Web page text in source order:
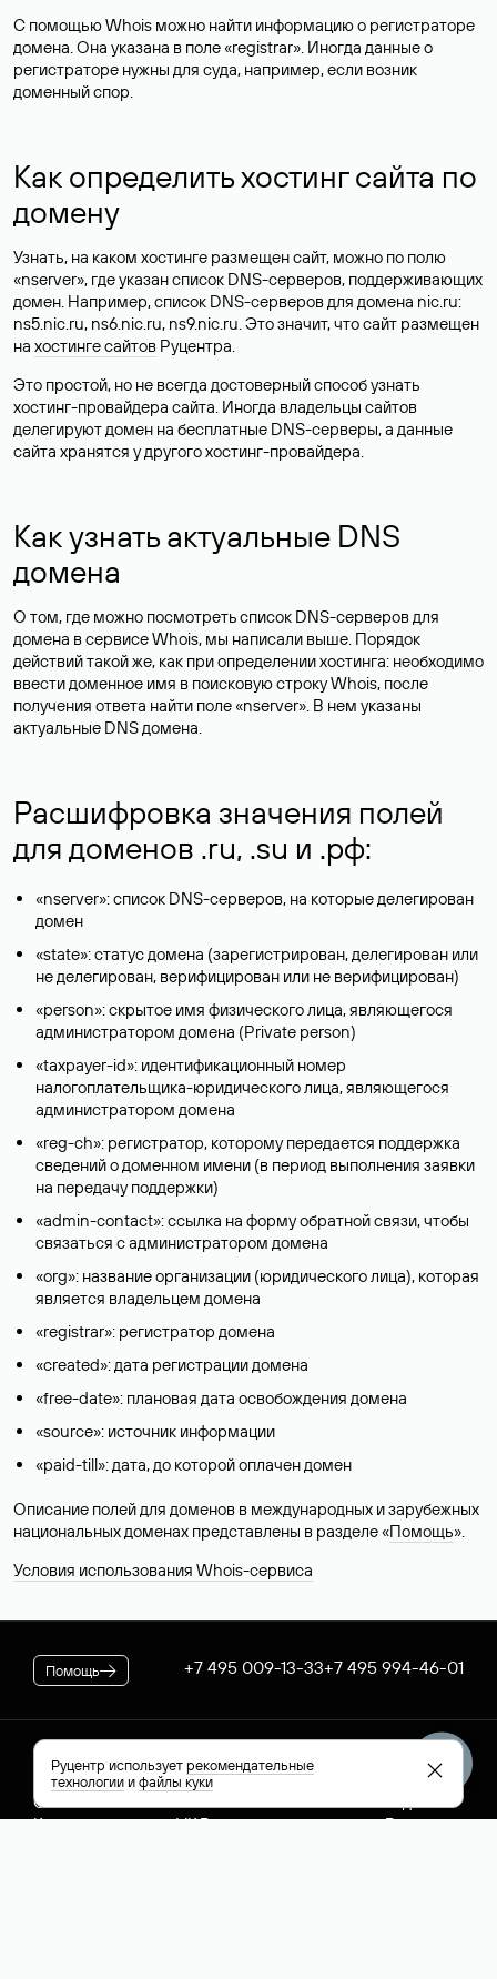
С помощью Whois можно найти информацию о регистраторе
домена. Она указана в поле «registrar». Иногда данные о
регистраторе нужны для суда, например, если возник
доменный спор.
Как определить хостинг сайта по
домену
Узнать, на каком хостинге размещен сайт, можно по полю
«nserver», где указан список DNS-серверов, поддерживающих
домен. Например, список DNS-серверов для домена nic.ru:
ns5.nic.ru, ns6.nic.ru, ns9.nic.ru. Это значит, что сайт размещен
на хостинге сайтов Руцентра.
Это простой, но не всегда достоверный способ узнать
хостинг-провайдера сайта. Иногда владельцы сайтов
делегируют домен на бесплатные DNS-серверы, а данные
сайта хранятся у другого хостинг-провайдера.
Как узнать актуальные DNS
домена
О том, где можно посмотреть список DNS-серверов для
домена в сервисе Whois, мы написали выше. Порядок
действий такой же, как при определении хостинга: необходимо
ввести доменное имя в поисковую строку Whois, после
получения ответа найти поле «nserver». В нем указаны
актуальные DNS домена.
Расшифровка значения полей
для доменов .ru, .su и .рф:
«nserver»: список DNS-серверов, на которые делегирован
домен
«state»: статус домена (зарегистрирован, делегирован или
не делегирован, верифицирован или не верифицирован)
«person»: скрытое имя физического лица, являющегося
администратором домена (Privatе person)
«taxpayer-id»: идентификационный номер
налогоплательщика-юридического лица, являющегося
администратором домена
«reg-ch»: регистратор, которому передается поддержка
сведений о доменном имени (в период выполнения заявки
на передачу поддержки)
«admin-contact»: ссылка на форму обратной связи, чтобы
связаться с администратором домена
«org»: название организации (юридического лица), которая
является владельцем домена
«registrar»: регистратор домена
«created»: дата регистрации домена
«free-date»: плановая дата освобождения домена
«source»: источник информации
«paid-till»: дата, до которой оплачен домен
Описание полей для доменов в международных и зарубежных
национальных доменах представлены в разделе «Помощь».
Условия использования Whois-сервиса
Помощь +7 495 009-13-33+7 495 994-46-01
Руцентр
О компании
Контакты
Социальные сети
Вконтакте
VK Видео
РБК: последние
новости России и
Руцентр используетрекомендательные
технологииифайлы куки